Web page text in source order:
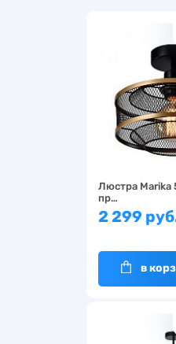
Люстра Marika
пр…
2 299
в